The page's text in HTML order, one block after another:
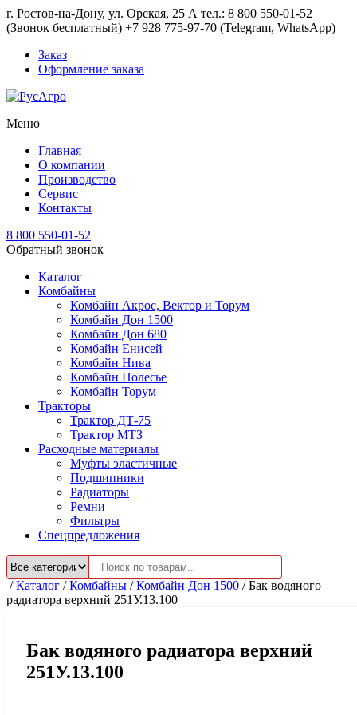
г. Ростов-на-Дону, ул. Орская, 25 А тел.: 8 800 550-01-52
(Звонок бесплатный) +7 928 775-97-70 (Telegram, WhatsApp)
Заказ
Оформление заказа
Меню
Главная
О компании
Производство
Сервис
Контакты
8 800 550-01-52
Обратный звонок
Каталог
Комбайны
Комбайн Акрос, Вектор и Торум
Комбайн Дон 1500
Комбайн Дон 680
Комбайн Енисей
Комбайн Нива
Комбайн Полесье
Комбайн Торум
Тракторы
Трактор ДТ-75
Трактор МТЗ
Расходные материалы
Муфты эластичные
Подшипники
Радиаторы
Ремни
Фильтры
Спецпредложения
/Каталог /Комбайны /Комбайн Дон 1500 /Бак водяного
радиатора верхний 251У.13.100
Бак водяного радиатора верхний
251У.13.100